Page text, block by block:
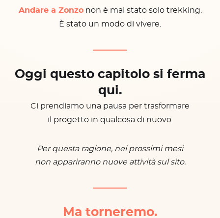
Andare a Zonzonon è mai stato solo trekking.
È stato un modo di vivere.
Oggi questo capitolo si ferma
qui.
Ci prendiamo una pausa per trasformare
il progetto in qualcosa di nuovo.
Per questa ragione, nei prossimi mesi
non appariranno nuove attività sul sito.
Ma torneremo.